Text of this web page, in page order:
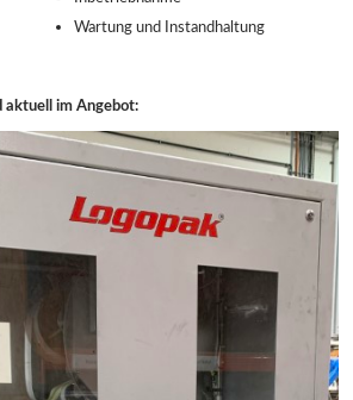
Wartung und Instandhaltung
aktuell im Angebot: